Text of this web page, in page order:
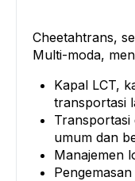
Cheetahtrans,
Multi-moda,
Kapal LCT,
transportasi
umum dan
Manajemen
Pengemasan